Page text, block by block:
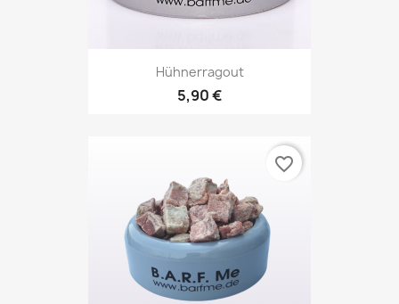
Hühnerragout
5,90 €
favorite_border